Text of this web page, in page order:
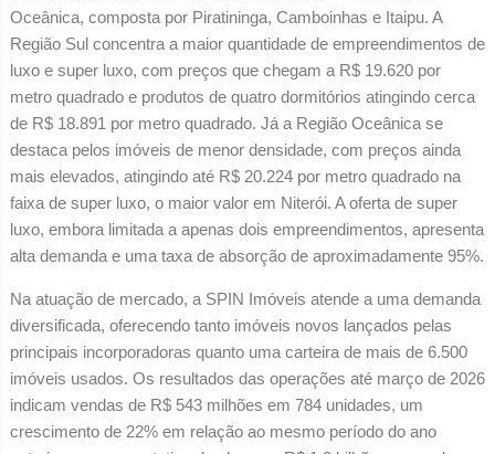
Oceânica, composta por Piratininga, Camboinhas e Itaipu. A
Região Sul concentra a maior quantidade de empreendimentos de
luxo e super luxo, com preços que chegam a R$ 19.620 por
metro quadrado e produtos de quatro dormitórios atingindo cerca
de R$ 18.891 por metro quadrado. Já a Região Oceânica se
destaca pelos imóveis de menor densidade, com preços ainda
mais elevados, atingindo até R$ 20.224 por metro quadrado na
faixa de super luxo, o maior valor em Niterói. A oferta de super
luxo, embora limitada a apenas dois empreendimentos, apresenta
alta demanda e uma taxa de absorção de aproximadamente 95%.
Na atuação de mercado, a SPIN Imóveis atende a uma demanda
diversificada, oferecendo tanto imóveis novos lançados pelas
principais incorporadoras quanto uma carteira de mais de 6.500
imóveis usados. Os resultados das operações até março de 2026
indicam vendas de R$ 543 milhões em 784 unidades, um
crescimento de 22% em relação ao mesmo período do ano